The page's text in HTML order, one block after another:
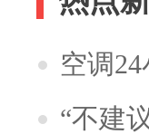
空调
“不建